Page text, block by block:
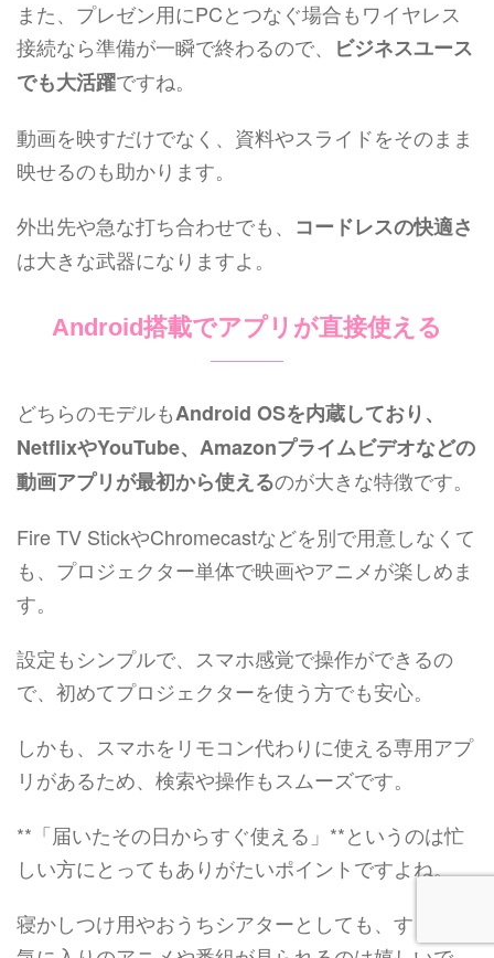
また、プレゼン用にPCとつなぐ場合もワイヤレス
接続なら準備が一瞬で終わるので、
ビジネスユース
でも大活躍ですね。
動画を映すだけでなく、資料やスライドをそのまま
映せるのも助かります。
外出先や急な打ち合わせでも、 コードレスの快適さ
は大きな武器になりますよ。
Android搭載でアプリが直接使える
どちらのモデルもAndroid OSを内蔵しており、
NetflixやYouTube、Amazonプライムビデオなどの
動画アプリが最初から使えるのが大きな特徴です。
Fire TV StickやChromecastなどを別で用意しなくて
も、プロジェクター単体で映画やアニメが楽しめま
す。
設定もシンプルで、スマホ感覚で操作ができるの
で、初めてプロジェクターを使う方でも安心。
しかも、スマホをリモコン代わりに使える専用アプ
リがあるため、検索や操作もスムーズです。
**「届いたその日からすぐ使える」**というのは忙
しい方にとってもありがたいポイントですよね。
寝かしつけ用やおうちシアターとしても、すぐにお